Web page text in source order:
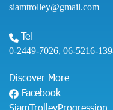
siamtrolley@gmail.com
Tel
0-2449-7026, 06-5216-
Discover More
Facebook